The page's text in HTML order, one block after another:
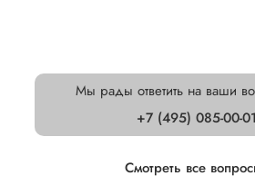
Мы рады ответить на ваши
+7 (495) 085-00-01
Смотреть все